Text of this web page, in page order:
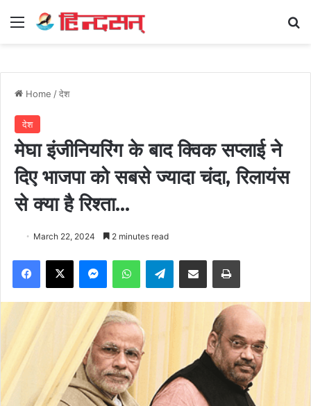
Menu
Home /देश
देश
मेघा इंजीनियरिंग के बाद क्विक सप्लाई ने
दिए भाजपा को सबसे ज्यादा चंदा, रिलायंस
से क्या है रिश्ता…
March 22, 2024 2 minutes read
Facebook
X MessengerWhatsAppTelegramShare via Email Print